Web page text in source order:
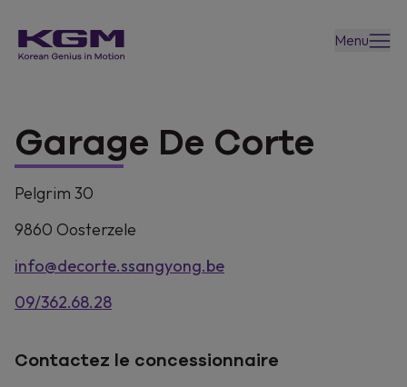
Menu
Garage De Corte
Pelgrim 30
9860 Oosterzele
info@decorte.ssangyong.be
09/362.68.28
Contactez le concessionnaire